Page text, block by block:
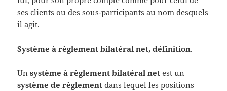
ses clients ou des sous-participants au nom desquels
il agit.
Système à règlement bilatéral net, définition.
Unsystème à règlement bilatéral net est un
système de règlement dans lequel les positions